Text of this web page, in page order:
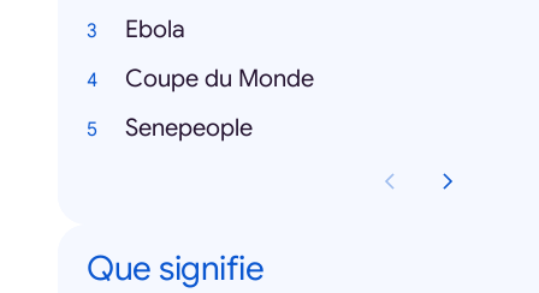
Ebola
Coupe du Monde
Senepeople
Que signifie